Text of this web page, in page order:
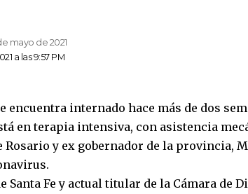
a las 9:57 PM
mayo de 2021
encuentra internado hace más de dos
en terapia intensiva, con asistencia
Rosario y ex gobernador de la provincia,
Santa Fe y actual titular de la Cámara de